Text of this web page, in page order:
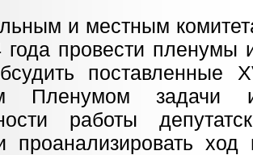
и местным
провести пленумы
поставленные
Пленумом задачи
работы
проанализировать